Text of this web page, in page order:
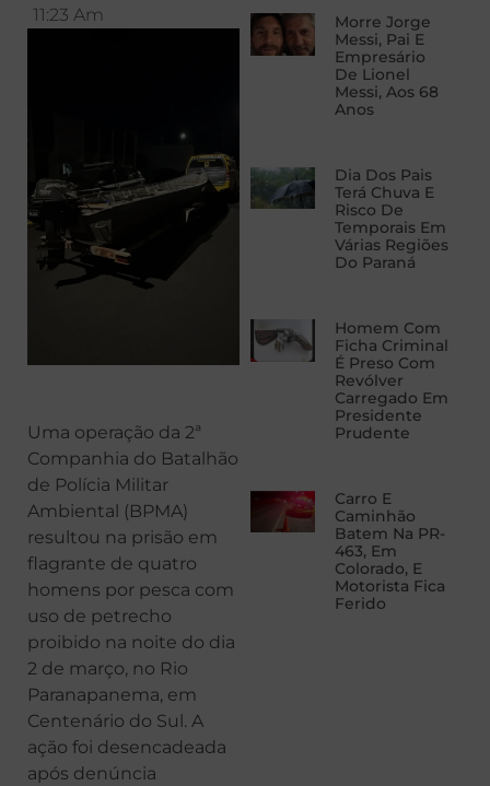
11:23 Am
Uma operação da 2ª
Companhia do Batalhão
de Polícia Militar
Ambiental (BPMA)
resultou na prisão em
flagrante de quatro
homens por pesca com
uso de petrecho
proibido na noite do dia
2 de março, no Rio
Paranapanema, em
Centenário do Sul. A
ação foi desencadeada
após denúncia
Morre Jorge
Messi, Pai E
Empresário
De Lionel
Messi, Aos 68
Anos
Dia Dos Pais
Terá Chuva E
Risco De
Temporais Em
Várias Regiões
Do Paraná
Homem Com
Ficha Criminal
É Preso Com
Revólver
Carregado Em
Presidente
Prudente
Carro E
Caminhão
Batem Na PR-
463, Em
Colorado, E
Motorista Fica
Ferido